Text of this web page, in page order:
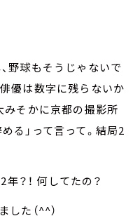
野球もそうじゃないで
優は数字に残らないか
みそかに京都の撮影所
る」って言って。結局2
？！ 何してたの？
た（^^）